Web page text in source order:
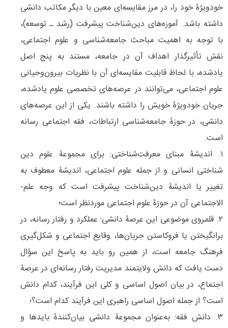
خودویژۀ خود را، در مرز مقایسه‌­ای معین با دیگر مکاتب دانشی
داشته باشد. آموزه‌­های دین­‌شناخت پیشرفت (رشد ـ توسعه)،
با توجه به اهمیت مباحث جامعه­‌شناسی و علوم اجتماعی،
نقش تأثیرگذار اهداف آن در جامعه، مستند به پنج اصل
یادشده، با لحاظ قابلیت مقایسه‌­ای آن با نظریات بیرون­‌وحیانی
علوم اجتماعی، می‌­توانند در عرصه‌های تخصصی علوم یادشده،
جریان خودویژۀ خویش را داشته باشند. یکی از این عرصه­‌های
دانشی، در حوزۀ جامعه­‌شناسی ارتباطات، فقه اجتماعی رسانه
است.
۱. اندیشۀ مبنای معرفت‌­شناختی: برای مجموعۀ علوم دین­‌
شناختی انسانی و از جمله علوم اجتماعی، اندیشۀ معطوف به
تغییر یا اندیشۀ دین­‌شناخت پیشرفت است که وجه علم‌­
الاجتماعی آن در حوزۀ علوم اجتماعی موردنظر است؛
۲. قلمروی موضوعی این عرصۀ دانشی: عملکرد و رفتار رسانه، در
برانگیختن یا فروکاستن جریان­‌ها، وقایع اجتماعی و شکل­‌گیری
فرهنگ جامعه است، از همین ­‌رو باید به پاسخ این سؤال
دست یافت که دانش ولایتمند مدیریت رفتار رسانه­‌ای در عرصۀ
اجتماع، در بیان اصول اساسی و کلی این فرآیند، کدام دانش
است؟ از جمله اصول اساسی راهبری این فرآیند کدام است؟؛
۳. دانش فقه: به‌عنوان مجموعۀ دانشی بیان‌کنندۀ بایدها و